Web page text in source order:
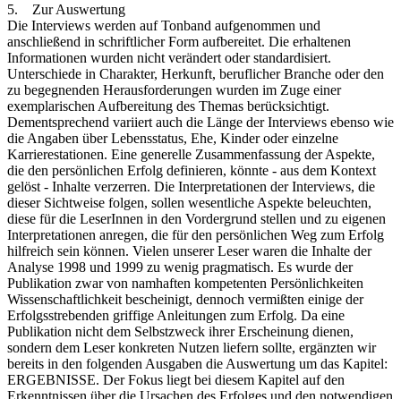
5. Zur Auswertung
Die Interviews werden auf Tonband aufgenommen und
anschließend in schriftlicher Form aufbereitet. Die erhaltenen
Informationen wurden nicht verändert oder standardisiert.
Unterschiede in Charakter, Herkunft, beruflicher Branche oder den
zu begegnenden Herausforderungen wurden im Zuge einer
exemplarischen Aufbereitung des Themas berücksichtigt.
Dementsprechend variiert auch die Länge der Interviews ebenso wie
die Angaben über Lebensstatus, Ehe, Kinder oder einzelne
Karrierestationen. Eine generelle Zusammenfassung der Aspekte,
die den persönlichen Erfolg definieren, könnte - aus dem Kontext
gelöst - Inhalte verzerren. Die Interpretationen der Interviews, die
dieser Sichtweise folgen, sollen wesentliche Aspekte beleuchten,
diese für die LeserInnen in den Vordergrund stellen und zu eigenen
Interpretationen anregen, die für den persönlichen Weg zum Erfolg
hilfreich sein können. Vielen unserer Leser waren die Inhalte der
Analyse 1998 und 1999 zu wenig pragmatisch. Es wurde der
Publikation zwar von namhaften kompetenten Persönlichkeiten
Wissenschaftlichkeit bescheinigt, dennoch vermißten einige der
Erfolgsstrebenden griffige Anleitungen zum Erfolg. Da eine
Publikation nicht dem Selbstzweck ihrer Erscheinung dienen,
sondern dem Leser konkreten Nutzen liefern sollte, ergänzten wir
bereits in den folgenden Ausgaben die Auswertung um das Kapitel:
ERGEBNISSE. Der Fokus liegt bei diesem Kapitel auf den
Erkenntnissen über die Ursachen des Erfolges und den notwendigen